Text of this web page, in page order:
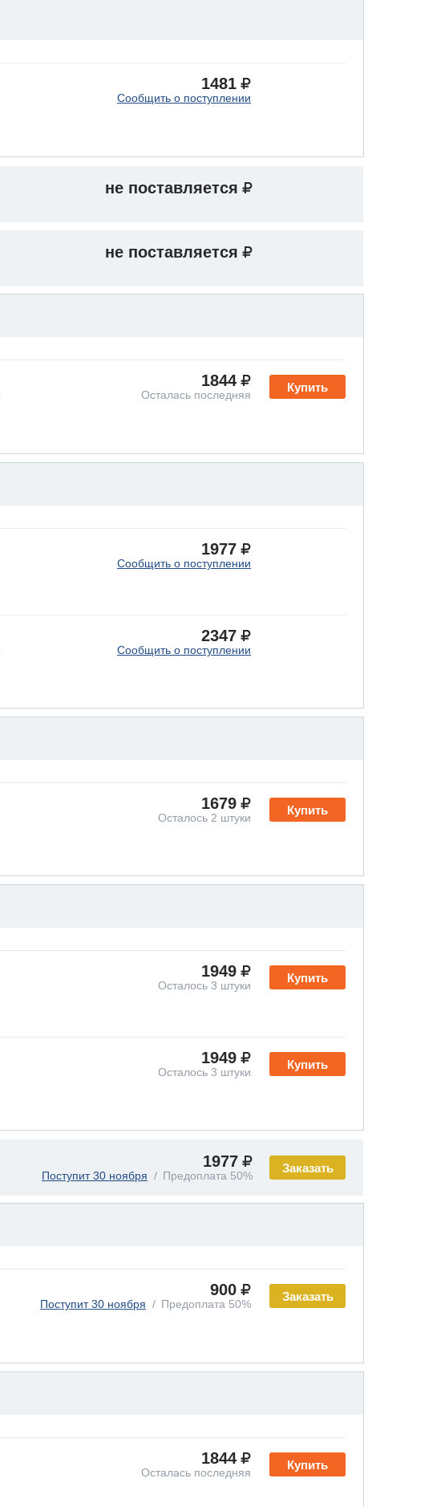
1481
Сообщить о поступлении
не поставляется
не поставляется
Купить
1844
Осталась последняя
1977
Сообщить о поступлении
2347
Сообщить о поступлении
Купить
1679
Осталось 2 штуки
Купить
1949
Осталось 3 штуки
Купить
1949
Осталось 3 штуки
Заказать
1977
Поступит 30 ноября Предоплата 50%
Заказать
900
Поступит 30 ноября Предоплата 50%
Купить
1844
Осталась последняя